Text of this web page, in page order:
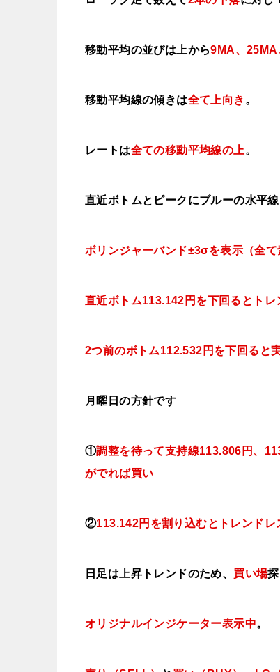
移動平均の並びは上から9MA、25MA
移動平均線の傾きは全て 上向き 。
レートは全ての移動平均線の上。
直近ボトムとピークにブルーの水平
ボリンジャーバンド±3σを表示（全て
直近ボトム113.142円を下回るとトレ
2つ前のボトム112.532円を下回ると
月曜日の方針です
①調整を待って支持線113.806円、
がでれば買い
②113.142円を割り込むとトレンド
日足は上昇トレンドのため、 買い場探
オリジナルインジケーター表示中。